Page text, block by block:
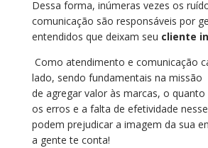
Dessa forma, inúmeras vezes os
comunicação são responsáveis por
entendidos que deixam seu cliente
Como atendimento e comunicação
lado, sendo fundamentais na missão
de agregar valor às marcas, o quanto
os erros e a falta de efetividade
podem prejudicar a imagem da sua
a gentete conta!